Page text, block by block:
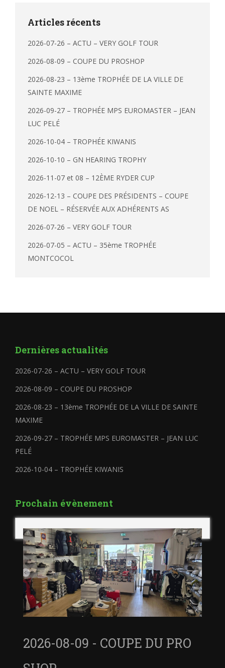
Articles récents
2026-07-26 – ACTU – VERY GOLF TOUR
2026-08-09 – COUPE DU PROSHOP
2026-08-23 – 13ème TROPHÉE DE LA VILLE DE
SAINTE MAXIME
2026-09-27 – TROPHÉE MPS EUROMASTER – JEAN
LUC PELÉ
2026-10-04 – TROPHÉE KIWANIS
2026-10-10 – GN HEARING TROPHY
2026-11-07 et 08 – 12ÈME RYDER CUP
2026-12-13 – COUPE DES PRÉSIDENTS – COUPE
DE NOEL – RÉSERVÉE AUX ADHÉRENTS AS
2026-07-26 – VERY GOLF TOUR
2026-07-05 – ACTU – 35ème TROPHÉE
MONTCOCOL
Dernières actualités
2026-07-26 – ACTU – VERY GOLF TOUR
2026-08-09 – COUPE DU PROSHOP
2026-08-23 – 13ème TROPHÉE DE LA VILLE DE SAINTE
MAXIME
2026-09-27 – TROPHÉE MPS EUROMASTER – JEAN LUC
PELÉ
2026-10-04 – TROPHÉE KIWANIS
Prochain évènement
2026-08-09 - COUPE DU PRO